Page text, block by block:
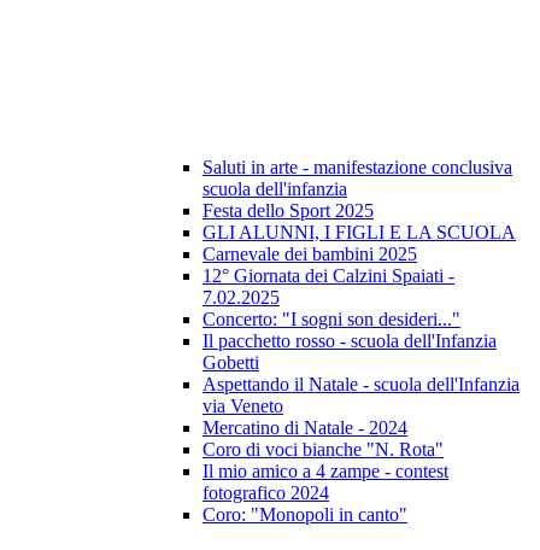
Saluti in arte - manifestazione conclusiva
scuola dell'infanzia
Festa dello Sport 2025
GLI ALUNNI, I FIGLI E LA SCUOLA
Carnevale dei bambini 2025
12° Giornata dei Calzini Spaiati -
7.02.2025
Concerto: "I sogni son desideri..."
Il pacchetto rosso - scuola dell'Infanzia
Gobetti
Aspettando il Natale - scuola dell'Infanzia
via Veneto
Mercatino di Natale - 2024
Coro di voci bianche "N. Rota"
Il mio amico a 4 zampe - contest
fotografico 2024
Coro: "Monopoli in canto"